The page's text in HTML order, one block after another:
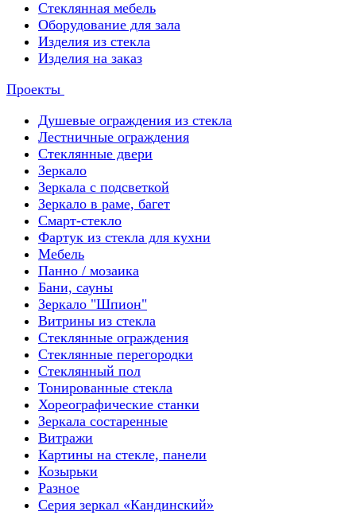
Стеклянная мебель
Оборудование для зала
Изделия из стекла
Изделия на заказ
Проекты
Душевые ограждения из стекла
Лестничные ограждения
Стеклянные двери
Зеркало
Зеркала с подсветкой
Зеркало в раме, багет
Смарт-стекло
Фартук из стекла для кухни
Мебель
Панно / мозаика
Бани, сауны
Зеркало "Шпион"
Витрины из стекла
Стеклянные ограждения
Стеклянные перегородки
Стеклянный пол
Тонированные стекла
Хореографические станки
Зеркала состаренные
Витражи
Картины на стекле, панели
Козырьки
Разное
Серия зеркал «Кандинский»